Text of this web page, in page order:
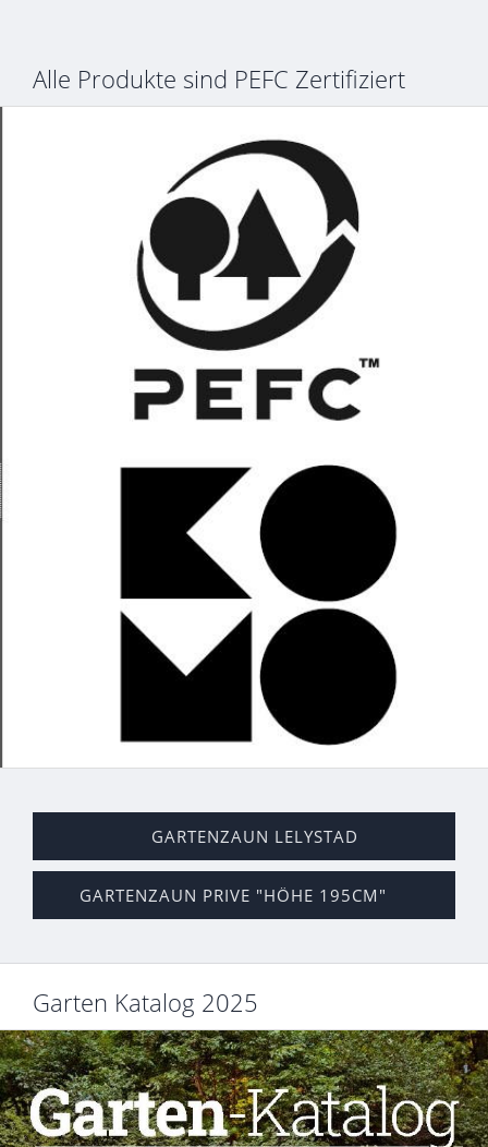
Alle Produkte sind PEFC Zertifiziert
GARTENZAUN LELYSTAD
GARTENZAUN PRIVE "HÖHE 195CM"
Garten Katalog 2025